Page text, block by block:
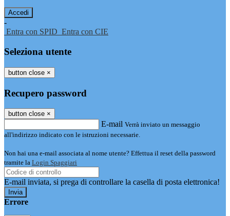
-
Entra con SPID Entra con CIE
Seleziona utente
button close ×
Recupero password
button close ×
E-mail Verrà inviato un messaggio
all'indirizzo indicato con le istruzioni necessarie.
Non hai una e-mail associata al nome utente? Effettua il reset della password
tramite la Login Spaggiari
E-mail inviata, si prega di controllare la casella di posta elettronica!
Errore